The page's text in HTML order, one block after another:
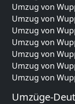
Umzug von
Umzug von
Umzug von
Umzug von
Umzug von
Umzug von
Umzug von
Umzüge-